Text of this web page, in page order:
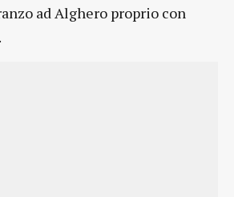
ad Alghero proprio con